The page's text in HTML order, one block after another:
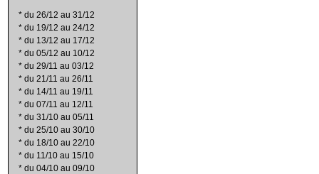
* du 26/12 au 31/12
* du 19/12 au 24/12
* du 13/12 au 17/12
* du 05/12 au 10/12
* du 29/11 au 03/12
* du 21/11 au 26/11
* du 14/11 au 19/11
* du 07/11 au 12/11
* du 31/10 au 05/11
* du 25/10 au 30/10
* du 18/10 au 22/10
* du 11/10 au 15/10
* du 04/10 au 09/10